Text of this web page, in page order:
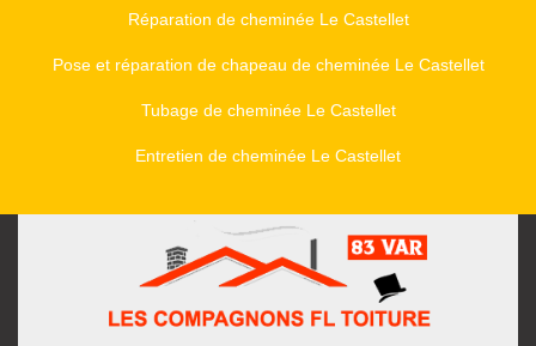
Réparation de cheminée Le Castellet
Pose et réparation de chapeau de cheminée Le Castellet
Tubage de cheminée Le Castellet
Entretien de cheminée Le Castellet